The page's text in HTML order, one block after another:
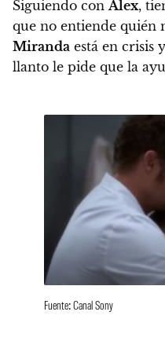
Siguiendo con Alex,
que no entiende quién
Miranda está en crisis
llanto le pide que la
Fuente: Canal Sony